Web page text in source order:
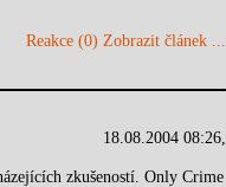
Reakce (0) Zobrazit článek ...
18.08.2004 08:26,
zkušeností. Only Crime